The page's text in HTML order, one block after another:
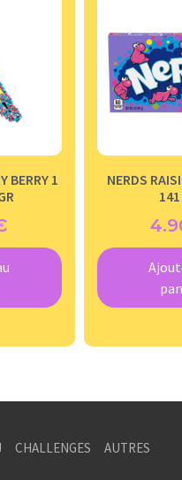
BERRY 1
NERDS
CHALLENGES AUTRES